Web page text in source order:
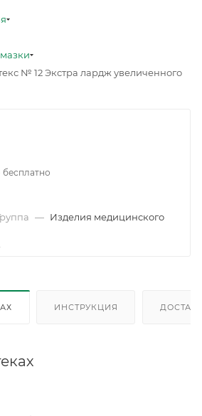
№ 12 Экстра лардж увеличенного
— Изделия медицинского
ИНСТРУКЦИЯ